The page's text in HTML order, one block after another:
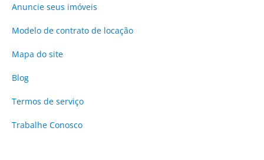
Anuncie seus imóveis
Modelo de contrato de locação
Mapa do site
Blog
Termos de serviço
Trabalhe Conosco